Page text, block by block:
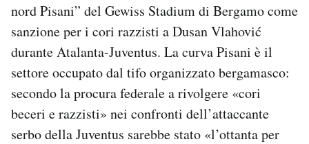
CALENDARIO
AREA PERSONALE
Area Personale
Newsletter
Notifiche mobile
Regala il Post
nord Pisani” del Gewiss Stadium di Bergamo come
sanzione per i cori razzisti a Dusan Vlahović
durante Atalanta-Juventus. La curva Pisani è il
settore occupato dal tifo organizzato bergamasco:
secondo la procura federale a rivolgere «cori
beceri e razzisti» nei confronti dell’attaccante
serbo della Juventus sarebbe stato «l’ottanta per